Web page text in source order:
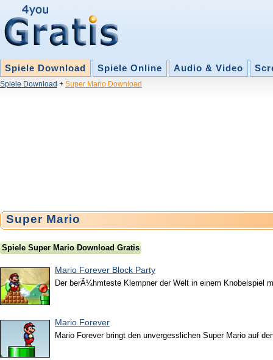
Spiele Download Spiele Online Audio & Video
Spiele Download + Super Mario Download
Super Mario
Spiele Super Mario Download Gratis
Mario Forever Block Party
Der berÃ¼hmteste Klempner der Welt in einem Knobelspiel
Mario Forever
Mario Forever bringt den unvergesslichen Super Mario auf